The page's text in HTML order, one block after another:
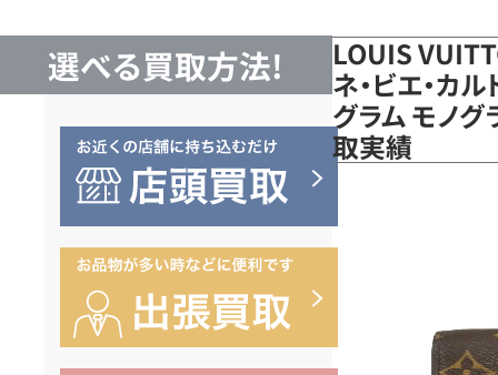
選べる買取方法!
LOUIS
ネ・ビエ・カ
グラム モノ
取実績